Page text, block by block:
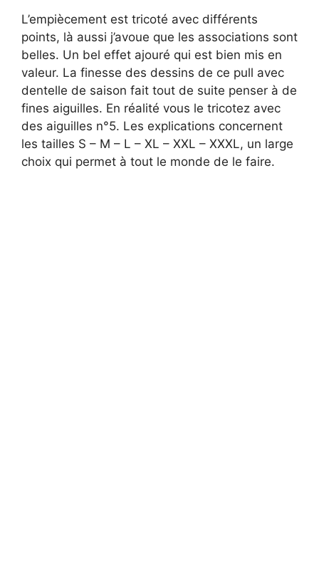
L’empiècement est tricoté avec différents
points, là aussi j’avoue que les associations sont
belles. Un bel effet ajouré qui est bien mis en
valeur. La finesse des dessins de ce pull avec
dentelle de saison fait tout de suite penser à de
fines aiguilles. En réalité vous le tricotez avec
des aiguilles n°5. Les explications concernent
les tailles S – M – L – XL – XXL – XXXL, un large
choix qui permet à tout le monde de le faire.